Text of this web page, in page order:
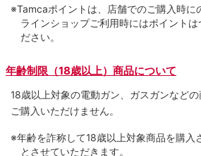
※Tamcaポイントは、店舗でのご購⼊時に
ラインショップご利用時にはポイントは
ださい。
年齢制限（18歳以上）商品について
18歳以上対象の電動ガン、ガスガンなど
ご購入いただけません。
※年齢を詐称して18歳以上対象商品を購入
とさせていただきます。